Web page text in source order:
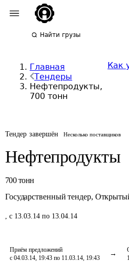
Найти грузы
Главная
Тендеры
Нефтепродукты,
700 тонн
Как
Тендер завершён Несколько поставщиков
Нефтепродукты
700 тонн
Государственный тендер,
, с 13.03.14 по 13.04.14
Приём предложений
с 04.03.14, 19:43 по 11.03.14, 19:43